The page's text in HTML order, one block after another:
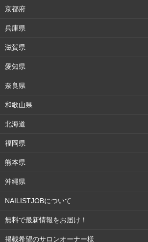
毛穴を引き締める
顔を行なうと毛穴が開き、あとの化粧
と染み込ませることができます。
洗顔をすると、汚れが落ちるだけでな
も期待できます。毛穴が開いた状態で
込ませることで、しっかりと浸透しま
的に水分も閉じ込めることができます。
きれいに見えるでしょう。
化粧ノリを良くする
京都府
兵庫県
滋賀県
愛知県
奈良県
和歌山県
北海道
福岡県
熊本県
沖縄県
NAILISTJOBについて
無料で最新情報をお届け！
掲載希望のサロンオーナー様